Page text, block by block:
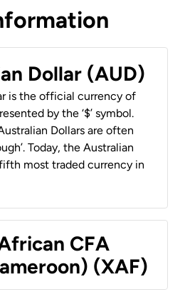
Dollar (AUD)
is the official currency of
by the ‘$’ symbol.
Dollars are often
Today, the Australian
most traded currency in
CFA
(XAF)